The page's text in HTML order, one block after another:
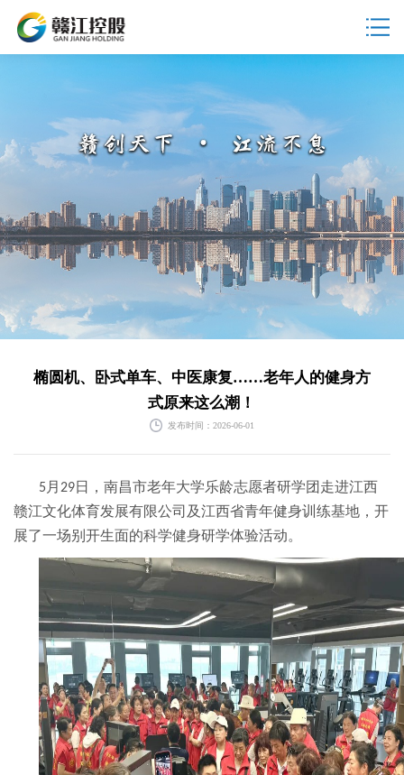
椭圆机、卧式单车、中医康复……老年人的健身方
式原来这么潮！
发布时间：2026-06-01
5月 29日，南昌市老年大学乐龄志愿者研学团走进江西
赣江文化体育发展有限公司及江西省青年健身训练基地，开
展了一场别开生面的科学健身研学体验活动。